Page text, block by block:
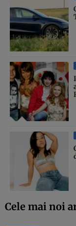
Cele mai noi